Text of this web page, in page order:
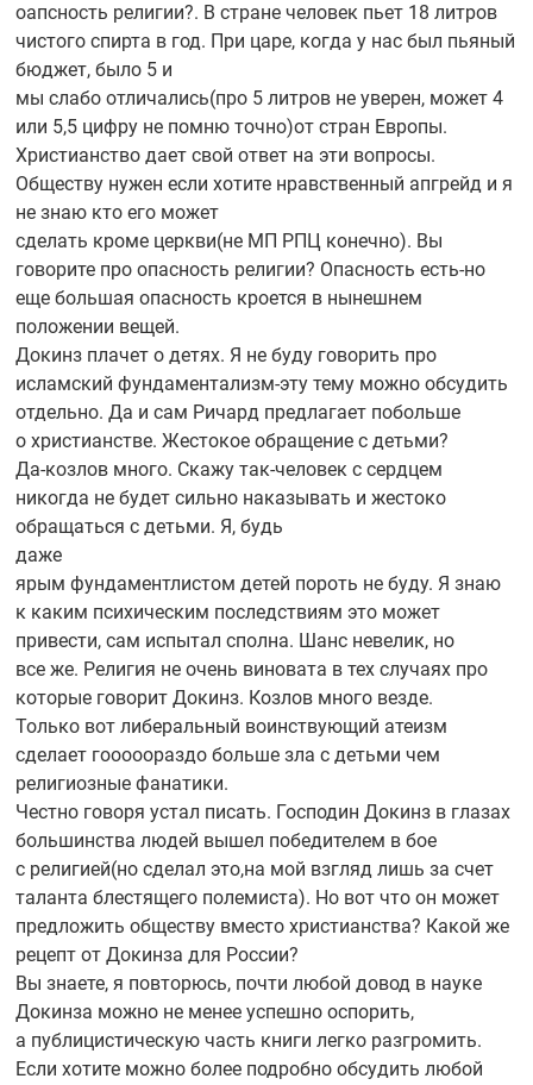
оапсность религии?. В стране человек пьет 18 литров
чистого спирта в год. При царе, когда у нас был пьяный
бюджет, было 5 и
мы слабо отличались(про 5 литров не уверен, может 4
или 5,5 цифру не помню точно)от стран Европы.
Христианство дает свой ответ на эти вопросы.
Обществу нужен если хотите нравственный апгрейд и я
не знаю кто его может
сделать кроме церкви(не МП РПЦ конечно). Вы
говорите про опасность религии? Опасностьесть-но
еще большая опасность кроется в нынешнем
положении вещей.
Докинз плачет о детях. Я не буду говорить про
исламскийфундаментализм-эту тему можно обсудить
отдельно. Да и сам Ричард предлагает побольше
о христианстве. Жестокое обращение с детьми?
Да-козлов много. Скажутак-человек с сердцем
никогда не будет сильно наказывать и жестоко
обращаться с детьми. Я, будь
даже
ярым фундаментлистом детей пороть не буду. Я знаю
к каким психическим последствиям это может
привести, сам испытал сполна. Шанс невелик, но
все же. Религия не очень виновата в тех случаях про
которые говорит Докинз. Козлов много везде.
Только вот либеральный воинствующий атеизм
сделает гооооораздо больше зла с детьми чем
религиозные фанатики.
Честно говоря устал писать. Господин Докинз в глазах
большинства людей вышел победителем в бое
с религией(но сделал это,на мой взгляд лишь за счет
таланта блестящего полемиста). Но вот что он может
предложить обществу вместо христианства? Какой же
рецепт от Докинза для России?
Вы знаете, я повторюсь, почти любой довод в науке
Докинза можно не менее успешно оспорить,
а публицистическую часть книги легко разгромить.
Если хотите можно более подробно обсудить любой